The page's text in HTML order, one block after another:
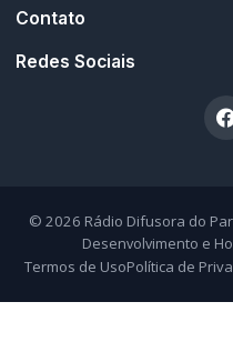
Contato
Redes Sociais
© 2026 Rádio Difusora do
Desenvolvimento e
Termos de UsoPolítica de